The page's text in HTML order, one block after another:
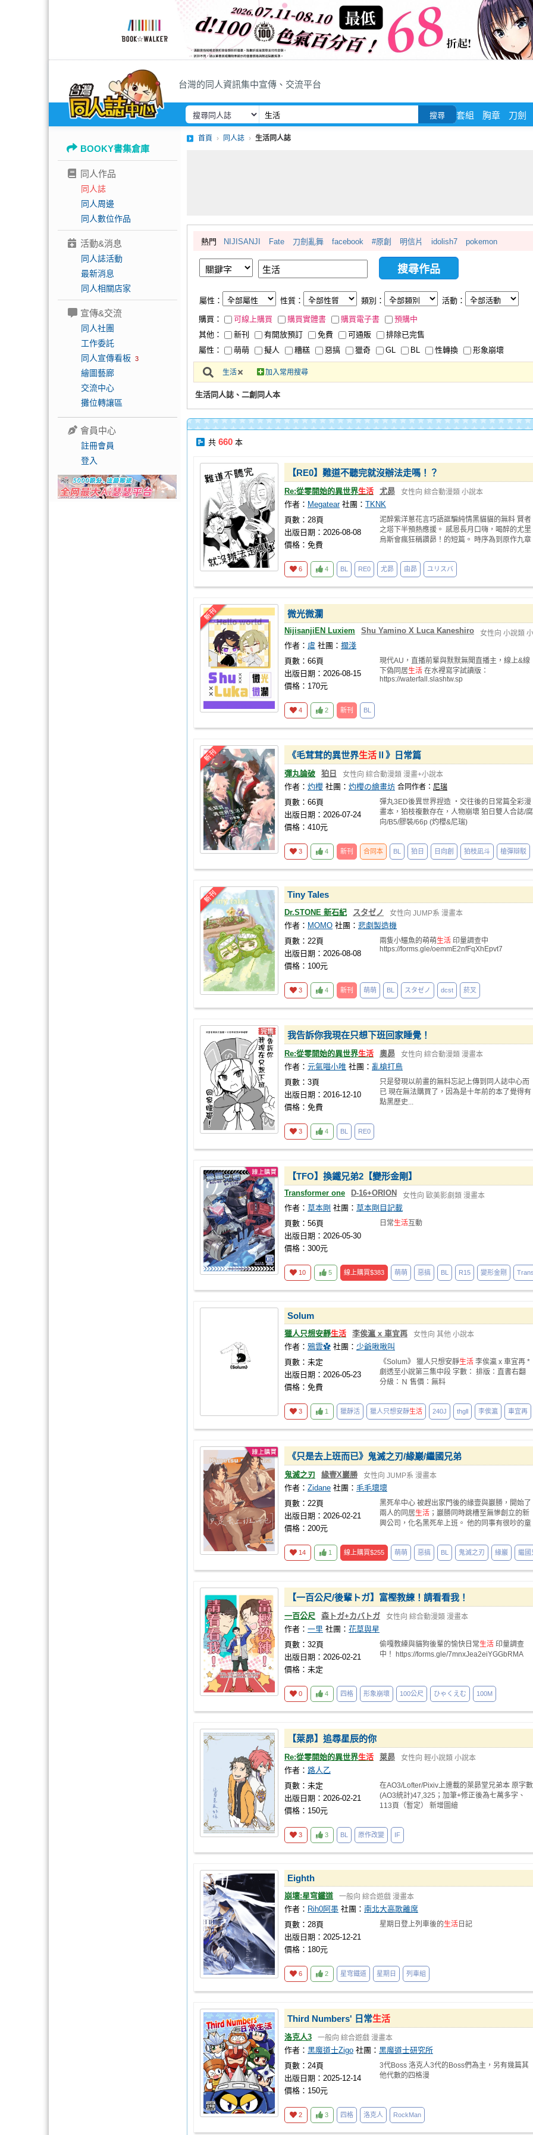
台灣的同人資訊集中宣傳、交流平台
搜尋 套組 胸章 刀劍
BOOKY書集倉庫
同人作品
同人誌
同人周邊
同人數位作品
活動&消息
同人誌活動
最新消息
同人相關店家
宣傳&交流
同人社團
工作委託
同人宣傳看板 3
繪圖藝廊
交流中心
攤位轉讓區
會員中心
註冊會員
登入
首頁 同人誌 生活同人誌
熱門 NIJISANJI Fate 刀劍亂舞 facebook #原創 明信片 idolish7 pokemon
屬性： 性質： 類別： 活動：
購買： 可線上購買 購買實體書 購買電子書
預購中
其他：
新刊 有開放預訂 免費 可通販
排除已完售
屬性：
萌萌 擬人 糟糕 惡搞 獵奇 GL BL 性轉換 形象崩壞
生活 加入常用搜尋
生活同人誌、二創同人本
共 660 本
【RE0】難道不聽完就沒辦法走嗎！？
Re:從零開始的異世界生活 尤昴 女性向 綜合動漫類 小說本
作者： Megatear 社團： TKNK
頁數：28頁
出版日期：2026-08-08
價格：免費
泥醉紫洋蔥花言巧語誆騙純情黑貓貓的無料 賢者
之塔下半預熱應援。 感恩長月口嗨，喝醉的尤里
烏斯會瘋狂稱讚昴！的短篇。 時序為到原作九章
6 4 BL RE0 尤昴 由昴 ユリスバ
微光微瀾
NijisanjiEN Luxiem Shu Yamino X Luca Kaneshiro 女性向 小說類
作者： 虞 社團： 擱淺
頁數：66頁
出版日期：2026-08-15
價格：170元
現代AU，直播前輩與默默無聞直播主，線上&線
下偽同居生活 在水裡寫字試讀版：
https://waterfall.slashtw.sp
4 2 新刊 BL
《毛茸茸的異世界生活 Ⅱ》日常篇
彈丸論破 狛日 女性向 綜合動漫類 漫畫+小說本
作者： 灼櫻 社團： 灼櫻の繪畫坊 合同作者： 尼瑞
頁數：66頁
出版日期：2026-07-24
價格：410元
彈丸3ED後異世界捏造 ・交往後的日常篇全彩漫
畫本，狛枝複數存在，人物崩壞 狛日雙人合誌/腐
向/B5/膠裝/66p (灼櫻&尼瑞)
3 4 新刊 合同本 BL 狛日 日向創 狛枝凪斗 槍彈辯駁
Tiny Tales
Dr.STONE 新石紀 スタゼノ 女性向 JUMP系 漫畫本
作者： MOMO 社團： 悲劇製造機
頁數：22頁
出版日期：2026-08-08
價格：100元
兩隻小鱷魚的萌萌生活 印量調查中
https://forms.gle/oemmE2nfFqXhEpvt7
3 4 新刊 萌萌 BL スタゼノ dcst 菸叉
我告訴你我現在只想下班回家睡覺！
Re:從零開始的異世界生活 奧昴 女性向 綜合動漫類 漫畫本
作者： 元氣喵小唯 社團： 亂槍打鳥
頁數：3頁
出版日期：2016-12-10
價格：免費
只是發現以前畫的無料忘記上傳到同人誌中心而
已 現在無法購買了，因為是十年前的本了覺得有
點黑歷史...
3 4 BL RE0
【TFO】換鐵兄弟2【變形金剛】
Transformer one D-16+ORION 女性向 歐美影劇類 漫畫本
作者： 草本剛 社團： 草本剛目記載
頁數：56頁
出版日期：2026-05-30
價格：300元
日常生活互動
10 5 線上購買$383 萌萌 惡搞 BL R15 變形金剛
Solum
獵人只想安靜生活 李俟瀛 x 車宜再 女性向 其他 小說本
作者： 鴉雲✿ 社團： 少爺啾啾叫
頁數：未定
出版日期：2026-05-23
價格：免費
《Solum》 獵人只想安靜生活 李俟瀛 x 車宜再 *
劇透至小說第三集中段 字數： 排版：直書右翻
分級：Ｎ 售價：無料
3 1 獵靜活 獵人只想安靜生活 240J thgll 李俟瀛 車宜再
《只是去上班而已》鬼滅之刃/緣巖/繼國兄弟
鬼滅之刃 緣壹X巖勝 女性向 JUMP系 漫畫本
作者： Zidane 社團： 毛毛壞壞
頁數：22頁
出版日期：2026-02-21
價格：200元
黑死牟中心 被趕出家門後的緣壹與巖勝，開始了
兩人的同居生活 ；巖勝同時跳槽至無慘創立的新
興公司，化名黑死牟上班。 他的同事有很吵的童
14 1 線上購買$255 萌萌 惡搞 BL 鬼滅之刃 緣巖 繼國
【一百公尺/後輩トガ】富樫教練！請看看我！
一百公尺 森トガ+カバトガ 女性向 綜合動漫類 漫畫本
作者： 一里 社團： 花草與星
頁數：32頁
出版日期：2026-02-21
價格：未定
偷嘎教練與貓狗後輩的愉快日常生活 印量調查
中！ https://forms.gle/7mnxJea2eiYGGbRMA
0 4 四格 形象崩壞 100公尺 ひゃくえむ 100M
【萊昴】追尋星辰的你
Re:從零開始的異世界生活 萊昴 女性向 輕小說類 小說本
作者： 路人乙
頁數：未定
出版日期：2026-02-21
價格：150元
在AO3/Lofter/Pixiv上連載的萊昴堂兄弟本 原字數
(AO3統計)47,325；加筆+修正後為七萬多字、
113頁（暫定） 新增圖繪
3 3 BL 原作改變 IF
Eighth
崩壞:星穹鐵道 一般向 綜合遊戲 漫畫本
作者： Rih0阿墨 社團： 南北大高歌離席
頁數：28頁
出版日期：2025-12-21
價格：180元
星期日登上列車後的生活 日記
6 2 星穹鐵道 星期日 列車組
Third Numbers' 日常生活
洛克人3 一般向 綜合遊戲 漫畫本
作者： 黑魔道士Zigo 社團： 黑魔道士研究所
頁數：24頁
出版日期：2025-12-14
價格：150元
3代Boss 洛克人3代的Boss們為主，另有幾篇其
他代數的四格漫
2 3 四格 洛克人 RockMan